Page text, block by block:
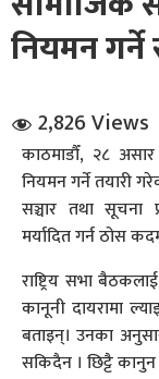
संवाद
नियमन
2,826 Views
काठमाडौँ, २८
नियमन गर्ने तयारी
सञ्चार तथा सूचना
मर्यादित गर्न ठोस
राष्ट्रिय सभा
कानूनी दायरामा
बताइन्। उनका
सकिदैन । छिट्टै